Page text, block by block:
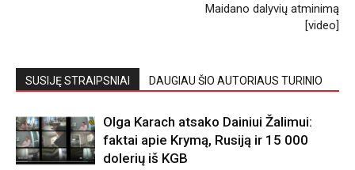
Maidano dalyvių atminimą
[video]
SUSIJĘ STRAIPSNIAI DAUGIAU ŠIO AUTORIAUS TURINIO
Olga Karach atsako Dainiui Žalimui:
faktai apie Krymą, Rusiją ir 15 000
dolerių iš KGB